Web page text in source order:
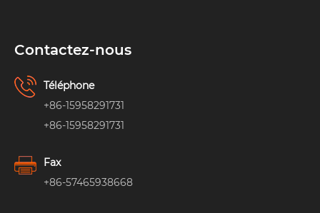
Contactez-nous
Téléphone
+86-15958291731
+86-15958291731
Fax
+86-57465938668